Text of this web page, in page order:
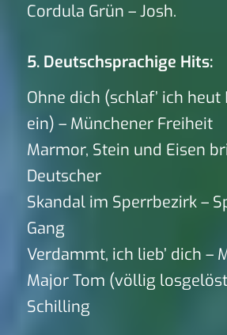
Cordula Grün – Josh.
5. Deutschsprachige Hits:
Ohne dich (schlaf’ ich
ein) – Münchener Freiheit
Marmor, Stein und Eisen
Deutscher
Skandal im Sperrbezirk –
Gang
Verdammt, ich lieb’ dich –
Major Tom (völlig
Schilling